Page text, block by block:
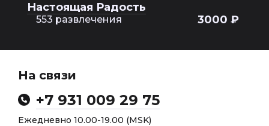
Настоящая Радость
553 развлечения 3000 ₽
На связи
+7 931 009 29 75
Ежедневно 10.00-19.00 (MSK)